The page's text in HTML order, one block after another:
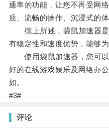
通率的功能，让您不再受网
质、流畅的操作、沉浸式的体
综上所述，袋鼠加速器是
有稳定性和速度优势，能够
使用袋鼠加速器，您可以
好的在线游戏娱乐及网络办
如。
#3#
评论